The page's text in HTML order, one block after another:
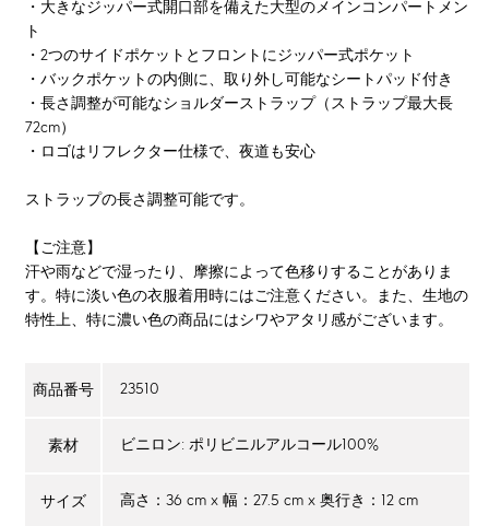
・大きなジッパー式開口部を備えた大型のメインコンパートメン
ト
・2つのサイドポケットとフロントにジッパー式ポケット
・バックポケットの内側に、取り外し可能なシートパッド付き
・長さ調整が可能なショルダーストラップ（ストラップ最大長
72cm）
・ロゴはリフレクター仕様で、夜道も安心
ストラップの長さ調整可能です。
【ご注意】
汗や雨などで湿ったり、摩擦によって色移りすることがありま
す。特に淡い色の衣服着用時にはご注意ください。また、生地の
特性上、特に濃い色の商品にはシワやアタリ感がございます。
商品番号 23510
素材 ビニロン: ポリビニルアルコール100%
サイズ 高さ：36 cm x 幅：27.5 cm x 奥行き：12 cm